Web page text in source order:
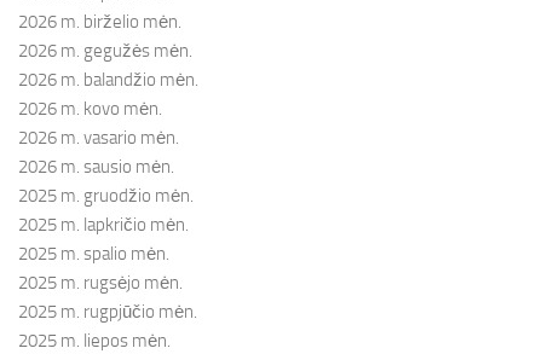
2026 m. birželio mėn.
2026 m. gegužės mėn.
2026 m. balandžio mėn.
2026 m. kovo mėn.
2026 m. vasario mėn.
2026 m. sausio mėn.
2025 m. gruodžio mėn.
2025 m. lapkričio mėn.
2025 m. spalio mėn.
2025 m. rugsėjo mėn.
2025 m. rugpjūčio mėn.
2025 m. liepos mėn.